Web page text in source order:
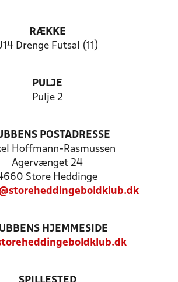
RÆKKE
Drenge Futsal (11)
PULJE
Pulje 2
POSTADRESSE
Hoffmann-Rasmussen
Agervænget 24
Store Heddinge
HJEMMESIDE